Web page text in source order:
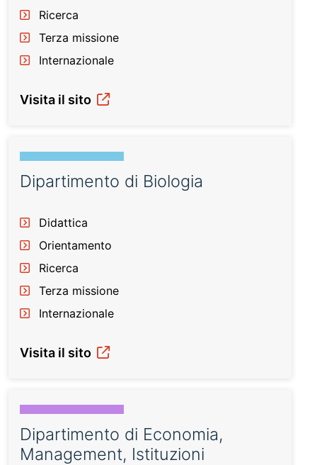
Ricerca
Terza missione
Internazionale
Visita il sito
Dipartimento di Biologia
Didattica
Orientamento
Ricerca
Terza missione
Internazionale
Visita il sito
Dipartimento di Economia,
Management, Istituzioni